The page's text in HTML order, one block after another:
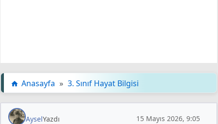
Anasayfa » 3. Sınıf Hayat Bilgisi
AyselYazdı 15 Mayıs 2026, 9:05